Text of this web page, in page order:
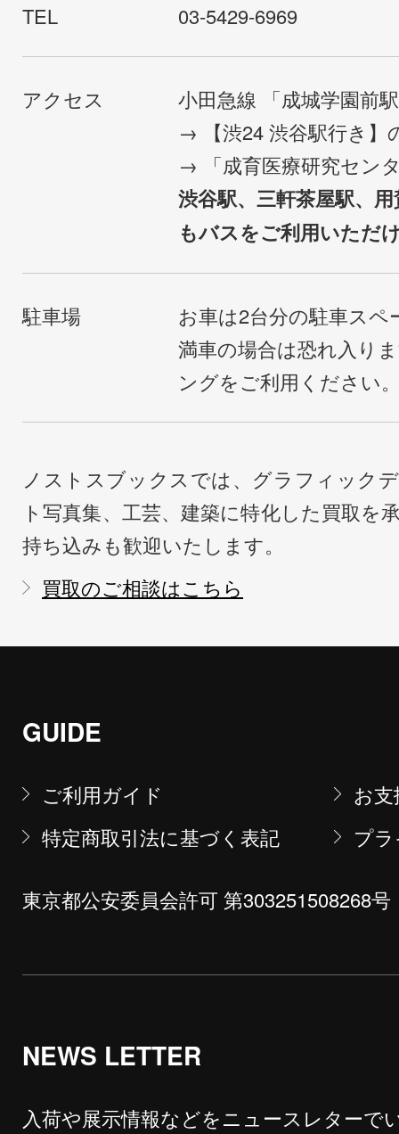
TEL 03-5429-6969
アクセス
小田急線 「成城学園前
→ 【渋24 渋谷駅行き】
→ 「成育医療研究セン
渋谷駅、三軒茶屋駅、
もバスをご利用いただ
駐車場
お車は2台分の駐車ス
満車の場合は恐れ入り
ングをご利用ください
ノストスブックスでは、グラフィック
ト写真集、工芸、建築に特化した買取を
持ち込みも歓迎いたします。
買取のご相談はこちら
GUIDE
ご利用ガイド
お
特定商取引法に基づく表記
プ
東京都公安委員会許可 第303251508268号
NEWS LETTER
入荷や展示情報などをニュースレターで